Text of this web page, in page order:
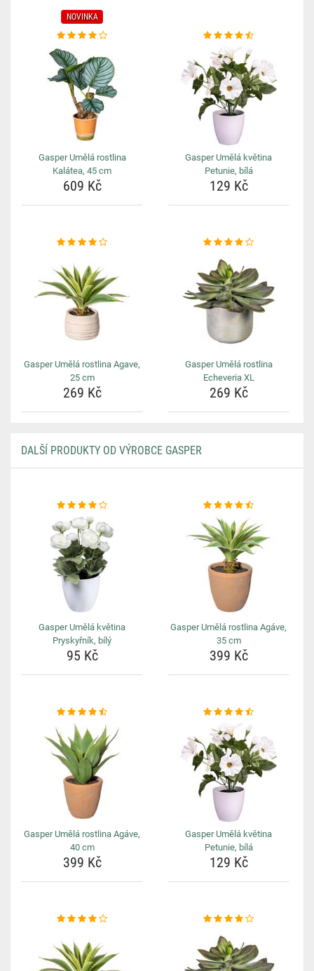
NOVINKA
Gasper Umělá rostlina
Kalátea, 45 cm
609 Kč
Gasper Umělá květina
Petunie, bílá
129 Kč
Gasper Umělá rostlina Agave,
25 cm
269 Kč
Gasper Umělá rostlina
Echeveria XL
269 Kč
DALŠÍ PRODUKTY OD VÝROBCE GASPER
Gasper Umělá květina
Pryskyřník, bílý
95 Kč
Gasper Umělá rostlina Agáve,
35 cm
399 Kč
Gasper Umělá rostlina Agáve,
40 cm
399 Kč
Gasper Umělá květina
Petunie, bílá
129 Kč